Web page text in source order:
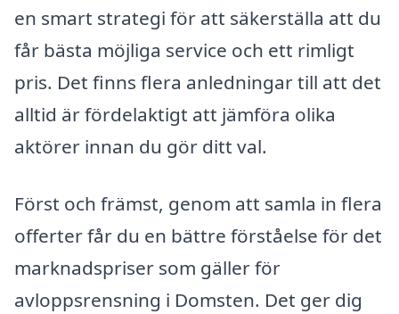
en smart strategi för att säkerställa att du
får bästa möjliga service och ett rimligt
pris. Det finns flera anledningar till att det
alltid är fördelaktigt att jämföra olika
aktörer innan du gör ditt val.
Först och främst, genom att samla in flera
offerter får du en bättre förståelse för det
marknadspriser som gäller för
avloppsrensning i Domsten. Det ger dig